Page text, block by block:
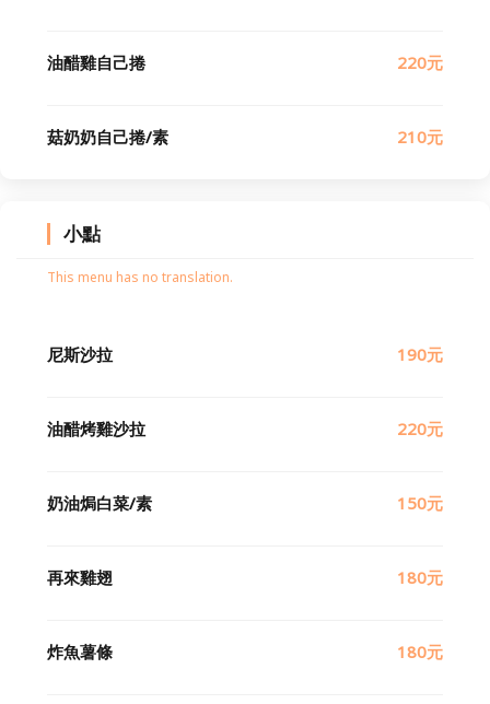
油醋雞自己捲 220元
菇奶奶自己捲/素 210元
小點
This menu has no translation.
尼斯沙拉 190元
油醋烤雞沙拉 220元
奶油焗白菜/素 150元
再來雞翅 180元
炸魚薯條 180元